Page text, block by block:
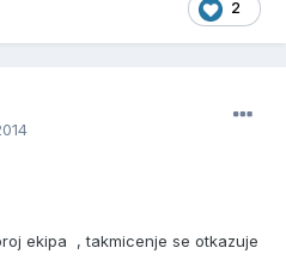
2
ekipa , takmicenje se otkazuje